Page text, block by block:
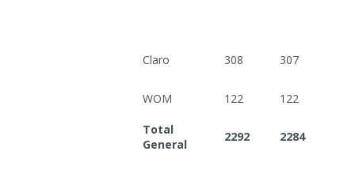
Claro 308 307
WOM 122 122
Total
General
2292 2284